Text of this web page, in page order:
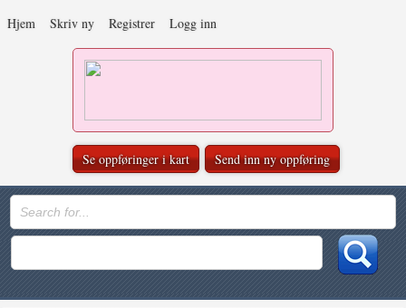
Hjem Skriv ny Registrer Logg inn
Se oppføringer i kart Send inn ny oppføring